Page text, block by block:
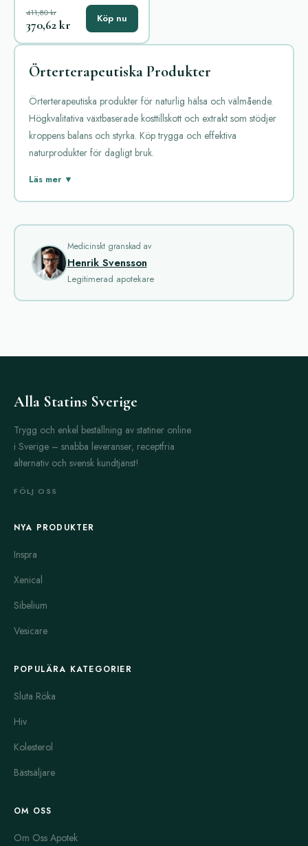
411,80 kr
370,62 kr Köp nu
Örterterapeutiska Produkter
Örterterapeutiska produkter för naturlig hälsa och välmående.
Högkvalitativa växtbaserade kosttillskott och extrakt som stödjer
kroppens balans och styrka. Köp trygga och effektiva
naturprodukter för dagligt bruk.
Örterterapeutiska produkter är en växande kategori inom
populära bland dem som söker mildare alternativ till syntetiska
läkemedel.
Ett av de mest omtalade produkterna inom örtterapi är Cystone.
Den används främst för att stödja urinvägarnas hälsa. Cystone
innehåller en blandning av naturliga örter med
användare rapporterar god effekt vid regelbunden
Himcolin är en annan populär örtprodukt. Den är främst
inriktad på manlig sexualhälsa. Himcolin innehåller extrakt från
medicinalväxter som förbättrar blodcirkulationen och ökar
libido. Många män använder Himcolin för att få bättre
funnits på marknaden och har ett gott anseende. Effekten kan
användarrecensioner vittnar om positiva resultat.
Septilin är en välkänd örtprodukt som används för att stärka
immunförsvaret. Den består av ett komplex av naturliga extrakt
stöder kroppens naturliga försvar och kan lindra
förkylningssymptom. Den används ofta vid återkommande
Produktsammansättningen är utformad för att ge en balanserad
de känner sig mer energiska och friska vid regelbunden
representerar bredden inom örtterapeutiska produkter på
marknaden. De är exempel på hur örter kan användas för att
fått många positiva omdömen, men det är alltid viktigt att
med örtmedicin. Örter kan påverka läkemedel och ha
Läs mer ▼
Medicinskt granskad av
Henrik Svensson
Legitimerad apotekare
Alla Statins Sverige
Trygg och enkel beställning av statiner online
i Sverige – snabba leveranser, receptfria
alternativ och svensk kundtjänst!
FÖLJ OSS
NYA PRODUKTER
Inspra
Xenical
Sibelium
Vesicare
POPULÄRA KATEGORIER
Sluta Röka
Hiv
Kolesterol
Bästsäljare
OM OSS
Om Oss Apotek